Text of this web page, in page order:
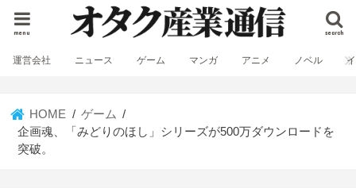
search
menu
運営会社 ニュース ゲーム マンガ アニメ ノベル
HOME
ゲーム
企画魂、「みどりのほし」シリーズが500万ダウンロードを
突破。